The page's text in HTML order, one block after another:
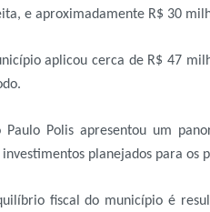
e aproximadamente R$ 30
aplicou cerca de R$ 47
Polis apresentou um
planejados para os
fiscal do município é